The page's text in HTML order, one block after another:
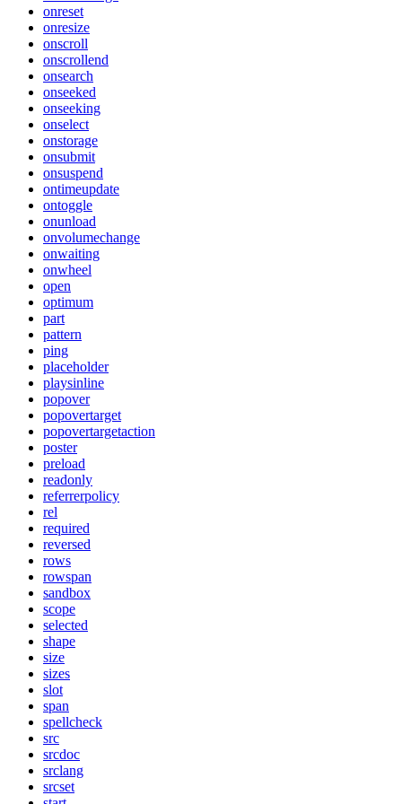
onreset
onresize
onscroll
onscrollend
onsearch
onseeked
onseeking
onselect
onstorage
onsubmit
onsuspend
ontimeupdate
ontoggle
onunload
onvolumechange
onwaiting
onwheel
open
optimum
part
pattern
ping
placeholder
playsinline
popover
popovertarget
popovertargetaction
poster
preload
readonly
referrerpolicy
rel
required
reversed
rows
rowspan
sandbox
scope
selected
shape
size
sizes
slot
span
spellcheck
src
srcdoc
srclang
srcset